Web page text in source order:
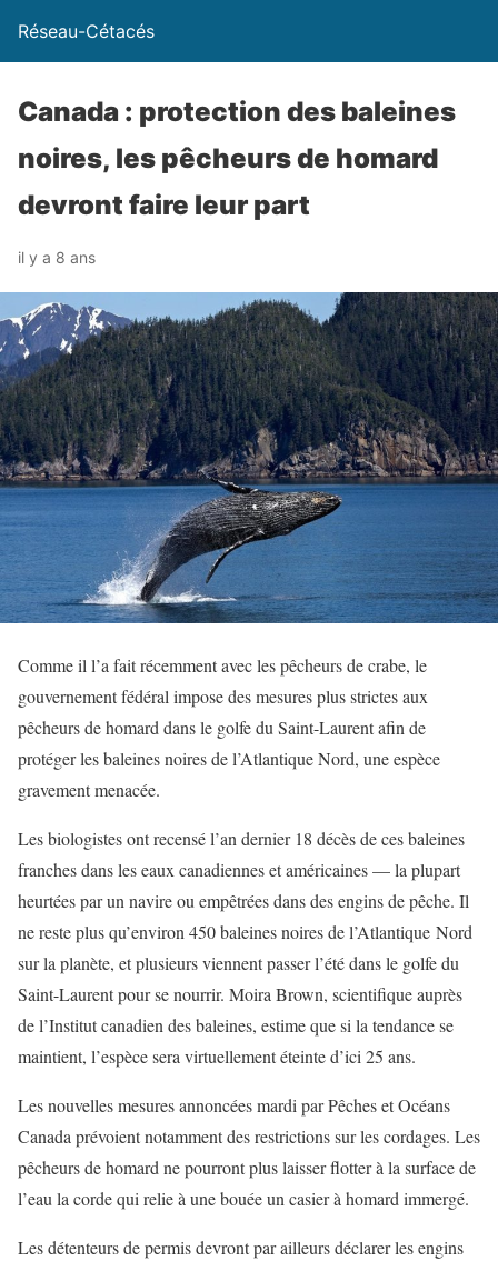
Réseau-Cétacés
Canada : protection des baleines
noires, les pêcheurs de homard
devront faire leur part
il y a 8 ans
Comme il l’a fait récemment avec les pêcheurs de crabe, le
gouvernement fédéral impose des mesures plus strictes aux
pêcheurs de homard dans le golfe du Saint-Laurent afin de
protéger les baleines noires de l’Atlantique Nord, une espèce
gravement menacée.
Les biologistes ont recensé l’an dernier 18 décès de ces baleines
franches dans les eaux canadiennes et américaines — la plupart
heurtées par un navire ou empêtrées dans des engins de pêche. Il
ne reste plus qu’environ 450 baleines noires de l’Atlantique Nord
sur la planète, et plusieurs viennent passer l’été dans le golfe du
Saint-Laurent pour se nourrir. Moira Brown, scientifique auprès
de l’Institut canadien des baleines, estime que si la tendance se
maintient, l’espèce sera virtuellement éteinte d’ici 25 ans.
Les nouvelles mesures annoncées mardi par Pêches et Océans
Canada prévoient notamment des restrictions sur les cordages. Les
pêcheurs de homard ne pourront plus laisser flotter à la surface de
l’eau la corde qui relie à une bouée un casier à homard immergé.
Les détenteurs de permis devront par ailleurs déclarer les engins